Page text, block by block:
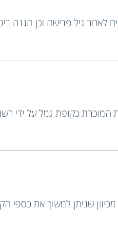
לאחר גיל פרישה וכן הגנה
המוכרת כקופת גמל על ידי
שניתן למשוך את כספי